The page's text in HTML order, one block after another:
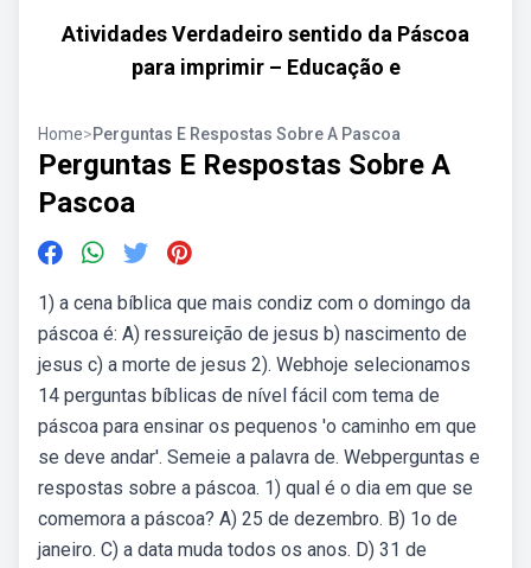
Atividades Verdadeiro sentido da Páscoa
para imprimir – Educação e
Home>Perguntas E Respostas Sobre A Pascoa
Perguntas E Respostas Sobre A
Pascoa
1) a cena bíblica que mais condiz com o domingo da
páscoa é: A) ressureição de jesus b) nascimento de
jesus c) a morte de jesus 2). Webhoje selecionamos
14 perguntas bíblicas de nível fácil com tema de
páscoa para ensinar os pequenos 'o caminho em que
se deve andar'. Semeie a palavra de. Webperguntas e
respostas sobre a páscoa. 1) qual é o dia em que se
comemora a páscoa? A) 25 de dezembro. B) 1o de
janeiro. C) a data muda todos os anos. D) 31 de